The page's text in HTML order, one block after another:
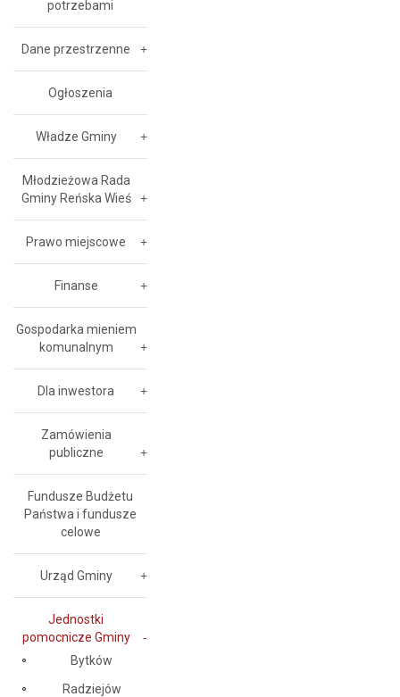
potrzebami
Dane przestrzenne
Ogłoszenia
Władze Gminy
Młodzieżowa Rada
Gminy Reńska Wieś
Prawo miejscowe
Finanse
Gospodarka mieniem
komunalnym
Dla inwestora
Zamówienia
publiczne
Fundusze Budżetu
Państwa i fundusze
celowe
Urząd Gminy
Jednostki
pomocnicze Gminy
Bytków
Radziejów